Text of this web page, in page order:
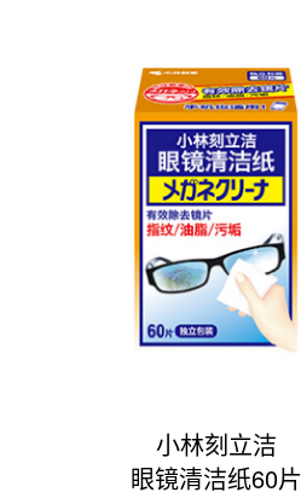
小林刻立洁
眼镜清洁纸60片